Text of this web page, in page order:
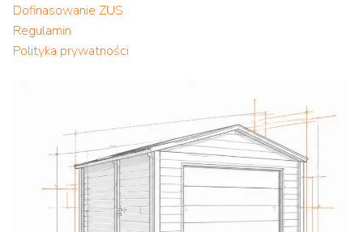
Dofinasowanie ZUS
Regulamin
Polityka prywatności